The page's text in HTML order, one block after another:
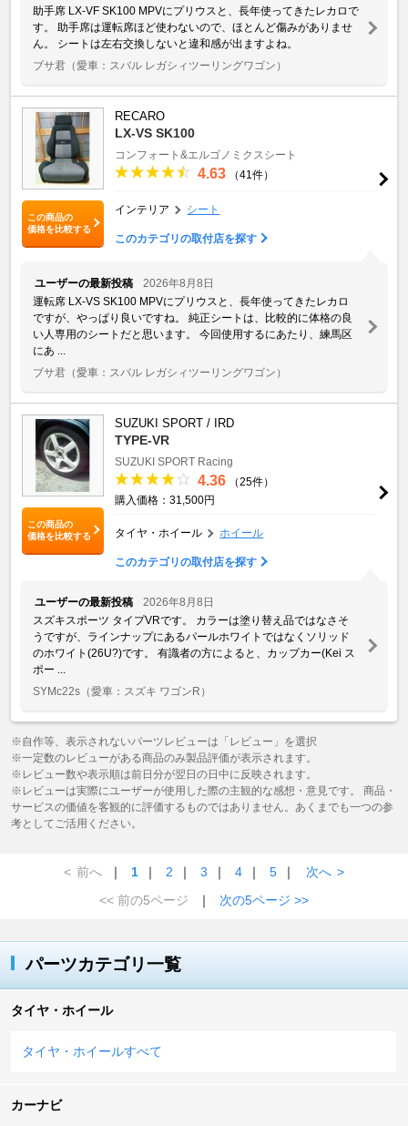
助手席 LX-VF SK100 MPVにプリウスと、長年使ってきたレカロで
す。 助手席は運転席ほど使わないので、ほとんど傷みがありませ
ん。 シートは左右交換しないと違和感が出ますよね。
ブサ君 （愛車：スバル レガシィツーリングワゴン）
この商品の
価格を比較する
RECARO
LX-VS SK100
コンフォート&エルゴノミクスシート
4.63 （41件）
インテリア シート
このカテゴリの取付店を探す
ユーザーの最新投稿
2026年8月8日
運転席 LX-VS SK100 MPVにプリウスと、長年使ってきたレカロ
ですが、やっぱり良いですね。 純正シートは、比較的に体格の良
い人専用のシートだと思います。 今回使用するにあたり、練馬区
にあ ...
ブサ君 （愛車：スバル レガシィツーリングワゴン）
この商品の
価格を比較する
SUZUKI SPORT / IRD
TYPE-VR
SUZUKI SPORT Racing
4.36
（25件）
購入価格：31,500円
タイヤ・ホイール ホイール
このカテゴリの取付店を探す
ユーザーの最新投稿
2026年8月8日
スズキスポーツ タイプVRです。 カラーは塗り替え品ではなさそ
うですが、ラインナップにあるパールホワイトではなくソリッド
のホワイト(26U?)です。 有識者の方によると、カップカー(Kei ス
ポー ...
SYMc22s （愛車：スズキ ワゴンR）
※自作等、表示されないパーツレビューは「レビュー」を選択
※一定数のレビューがある商品のみ製品評価が表示されます。
※レビュー数や表示順は前日分が翌日の日中に反映されます。
※レビューは実際にユーザーが使用した際の主観的な感想・意見です。 商品・
サービスの価値を客観的に評価するものではありません。あくまでも一つの参
考としてご活用ください。
< 前へ ｜ 1 ｜ 2 ｜ 3 ｜ 4 ｜ 5 ｜ 次へ >
<< 前の5ページ
｜ 次の5ページ >>
パーツカテゴリ一覧
タイヤ・ホイール
タイヤ・ホイールすべて
カーナビ